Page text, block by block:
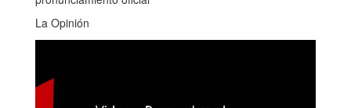
La Opinión